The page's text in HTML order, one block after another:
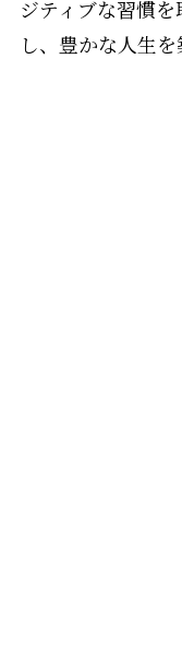
ジティブな習慣
し、豊かな人生を